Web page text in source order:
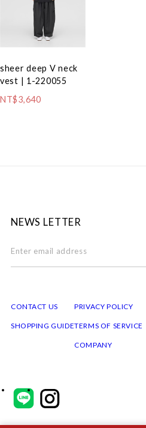
sheer deep V neck
vest | 1-220055
NT$3,640
NEWS LETTER
CONTACT US
SHOPPING GUIDE
PRIVACY POLICY
TERMS OF SERVICE
COMPANY